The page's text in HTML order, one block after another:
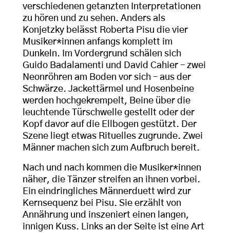
verschiedenen getanzten Interpretationen
zu hören und zu sehen. Anders als
Konjetzky belässt Roberta Pisu die vier
Musiker*innen anfangs komplett im
Dunkeln. Im Vordergrund schälen sich
Guido Badalamenti und David Cahier – zwei
Neonröhren am Boden vor sich – aus der
Schwärze. Jackettärmel und Hosenbeine
werden hochgekrempelt, Beine über die
leuchtende Türschwelle gestellt oder der
Kopf davor auf die Ellbogen gestützt. Der
Szene liegt etwas Rituelles zugrunde. Zwei
Männer machen sich zum Aufbruch bereit.
Nach und nach kommen die Musiker*innen
näher, die Tänzer streifen an ihnen vorbei.
Ein eindringliches Männerduett wird zur
Kernsequenz bei Pisu. Sie erzählt von
Annährung und inszeniert einen langen,
innigen Kuss. Links an der Seite ist eine Art